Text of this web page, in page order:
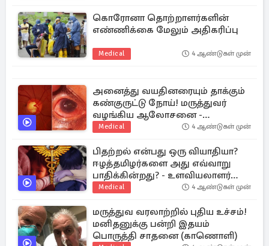
கொரோனா தொற்றாளர்களின்
எண்ணிக்கை மேலும் அதிகரிப்பு
Medical 4 ஆண்டுகள் முன்
அனைத்து வயதினரையும் தாக்கும்
கண்குருட்டு நோய்! மருத்துவர்
வழங்கிய ஆலோசனை -
காணொலி
Medical 4 ஆண்டுகள் முன்
பிதற்றல் என்பது ஒரு வியாதியா?
ஈழத்தமிழர்களை அது எவ்வாறு
பாதிக்கின்றது? - உளவியலாளர்
விளக்கம் (காணொளி)
Medical 4 ஆண்டுகள் முன்
மருத்துவ வரலாற்றில் புதிய உச்சம்!
மனிதனுக்கு பன்றி இதயம்
பொருத்தி சாதனை (காணொளி)